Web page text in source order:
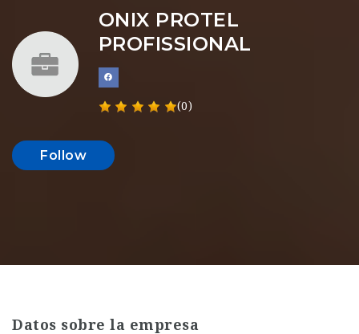
ONIX PROTEL
PROFISSIONAL
(0)
Follow
Datos sobre la empresa